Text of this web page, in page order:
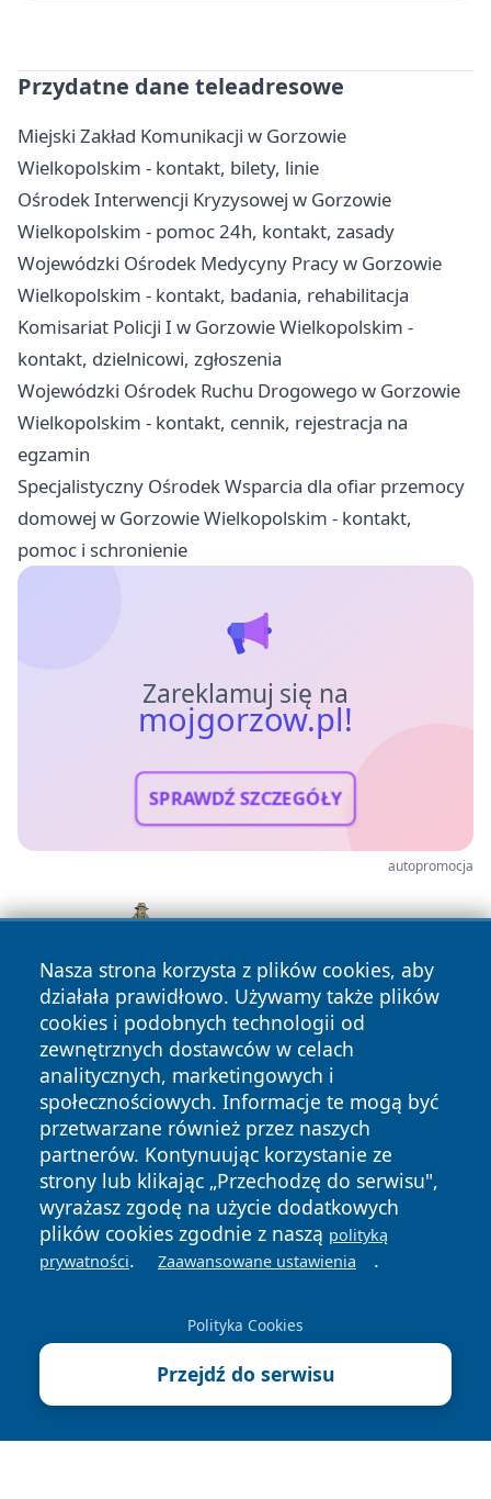
Przydatne dane teleadresowe
Miejski Zakład Komunikacji w Gorzowie
Wielkopolskim - kontakt, bilety, linie
Ośrodek Interwencji Kryzysowej w Gorzowie
Wielkopolskim - pomoc 24h, kontakt, zasady
Wojewódzki Ośrodek Medycyny Pracy w Gorzowie
Wielkopolskim - kontakt, badania, rehabilitacja
Komisariat Policji I w Gorzowie Wielkopolskim -
kontakt, dzielnicowi, zgłoszenia
Wojewódzki Ośrodek Ruchu Drogowego w Gorzowie
Wielkopolskim - kontakt, cennik, rejestracja na
egzamin
Specjalistyczny Ośrodek Wsparcia dla ofiar przemocy
domowej w Gorzowie Wielkopolskim - kontakt,
pomoc i schronienie
Zareklamuj się na
mojgorzow.pl!
SPRAWDŹ SZCZEGÓŁY
autopromocja
Nasza strona korzysta z plików cookies, aby
działała prawidłowo. Używamy także plików
cookies i podobnych technologii od
zewnętrznych dostawców w celach
analitycznych, marketingowych i
społecznościowych. Informacje te mogą być
przetwarzane również przez naszych
partnerów. Kontynuując korzystanie ze
strony lub klikając „Przechodzę do serwisu",
wyrażasz zgodę na użycie dodatkowych
plików cookies zgodnie z naszą polityką
prywatności. Zaawansowane ustawienia .
Polityka Cookies
Przejdź do serwisu
Copyright © 2026 mojgorzow.pl Wszystkie prawa zastrzeżone.
News Autorzy
Polityka
Prywatności
Polityka
Cookies